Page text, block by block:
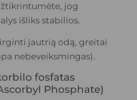
jog
išliks stabilios.
jautrią odą, greitai
nebeveiksmingas).
fosfatas
Phosphate)